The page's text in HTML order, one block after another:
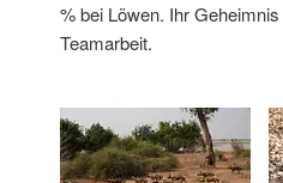
% bei Löwen. Ihr
Teamarbeit.